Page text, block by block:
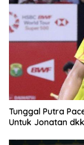
Tunggal Putra
Untuk Jonatan dkk